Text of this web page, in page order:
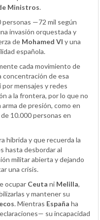
Ministros.
personas —72 mil según
invasión orquestada y
de Mohamed VI y una
española.
cada movimiento de
concentración de esa
mensajes y redes
a la frontera, por lo que no
de presión, como en
10.000 personas en
híbrida y que recuerda la
hasta desbordar al
militar abierta y dejando
una crisis.
ocupar Ceuta ni Melilla,
y mantener su
. Mientras España ha
su incapacidad